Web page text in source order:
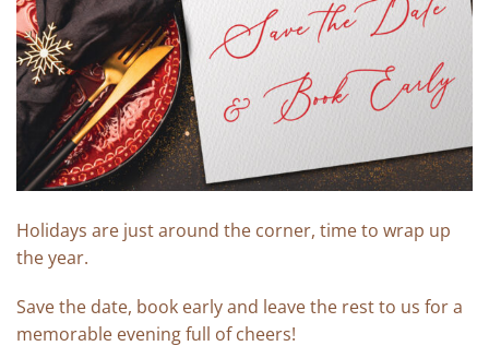
Holidays are just around the corner, time to wrap up
the year.
Save the date, book early and leave the rest to us for a
memorable evening full of cheers!